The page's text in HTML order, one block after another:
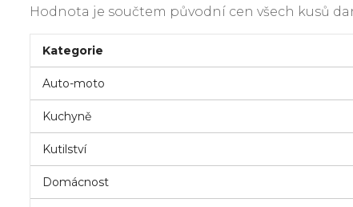
Hodnota je součtem původní cen všech kusů
Kategorie
Auto-moto
Kuchyně
Kutilství
Domácnost